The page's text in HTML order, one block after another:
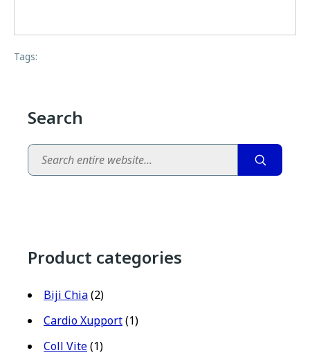
Tags:
Search
Search
Product categories
Biji Chia(2)
Cardio Xupport(1)
Coll Vite(1)